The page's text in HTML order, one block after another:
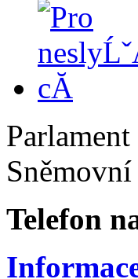
Telefon